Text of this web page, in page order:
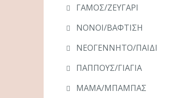
ΓΑΜΟΣ/ΖΕΥΓΑΡΙ
ΝΟΝΟΙ/ΒΑΦΤΙΣΗ
ΝΕΟΓΕΝΝΗΤΟ/ΠΑΙΔΙ
ΠΑΠΠΟΥΣ/ΓΙΑΓΙΑ
ΜΑΜΑ/ΜΠΑΜΠΑΣ